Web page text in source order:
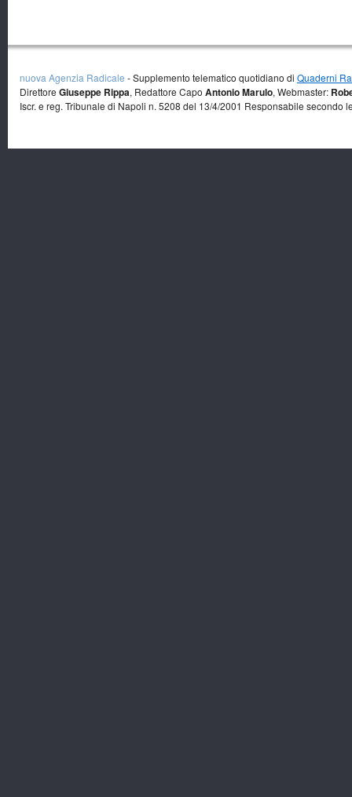
nuova Agenzia Radicale - Supplemento telematico quotidiano di Quaderni
Direttore Giuseppe Rippa, Redattore Capo Antonio Marulo, Webmaster:
Iscr. e reg. Tribunale di Napoli n. 5208 del 13/4/2001 Responsabile secondo